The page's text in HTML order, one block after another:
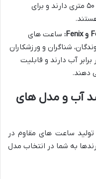
مدل های گلکسی واچ نیز مقاومت ۵۰ متری دارند و برای
ساعت های
شناگران و ورزشکاران
آب دارند و قابلیت
دهند.
آب و مدل های
ساعت های مقاوم در
به شما در انتخاب مدل